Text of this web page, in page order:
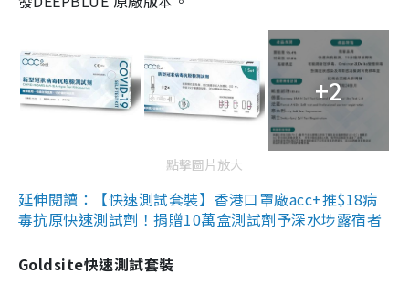
+2
點擊圖片放大
延伸閱讀：【快速測試套裝】香港口罩廠acc+推$18病
毒抗原快速測試劑！捐贈10萬盒測試劑予深水埗露宿者
Goldsite快速測試套裝